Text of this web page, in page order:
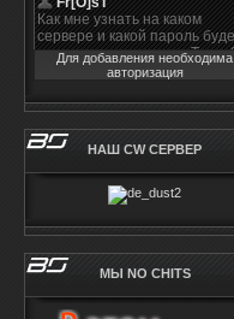
Для добавления необходима
авторизация
НАШ CW СЕРВЕР
МЫ NO CHITS